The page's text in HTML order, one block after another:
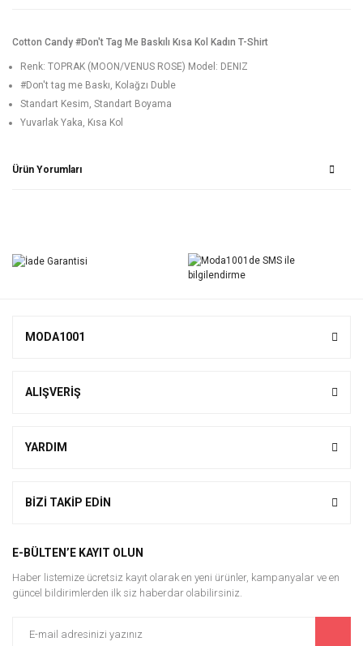
Cotton Candy #Don't Tag Me Baskılı Kısa Kol Kadın T-Shirt
Renk: TOPRAK (MOON/VENUS ROSE) Model: DENIZ
#Don't tag me Baskı, Kolağzı Duble
Standart Kesim, Standart Boyama
Yuvarlak Yaka, Kısa Kol
Ürün Yorumları
Yorum Yaz
MODA1001
ALIŞVERİŞ
YARDIM
BİZİ TAKİP EDİN
E-BÜLTEN’E KAYIT OLUN
Haber listemize ücretsiz kayıt olarak en yeni ürünler, kampanyalar ve en
güncel bildirimlerden ilk siz haberdar olabilirsiniz.